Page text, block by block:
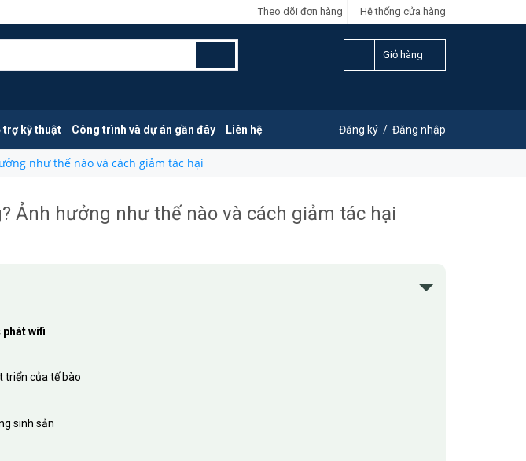
Hệ thống cửa hàng
Theo dõi đơn hàng
Giỏ hàng
trợ kỹ thuật Công trình và dự án gần đây Liên hệ Đăng ký / Đăng nhập
như thế nào và cách giảm tác hại
Ảnh hưởng như thế nào và cách giảm tác hại
phát wifi
triển của tế bào
sinh sản